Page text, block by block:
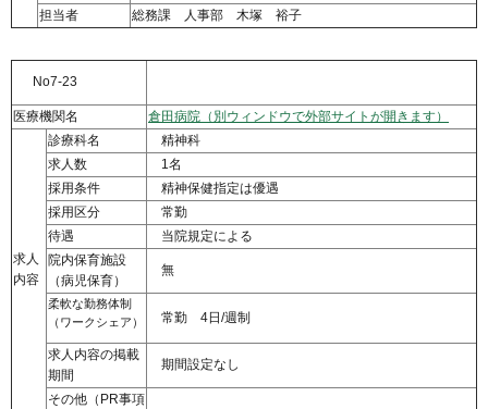
担当者 総務課 人事部 木塚 裕子
No7-23
医療機関名 倉田病院（別ウィンドウで外部サイトが開きます）
求人
内容
診療科名
精神科
求人数
1名
採用条件
精神保健指定は優遇
採用区分
常勤
待遇
当院規定による
院内保育施設
（病児保育）
無
柔軟な勤務体制
（ワークシェア）
常勤 4日/週制
求人内容の掲載
期間
期間設定なし
その他（PR事項